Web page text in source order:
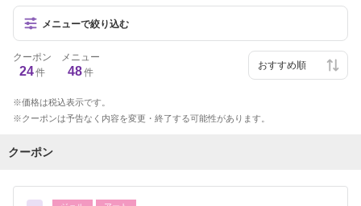
メニューで絞り込む
クーポン
24件
メニュー
48件
価格は税込表示です。
クーポンは予告なく内容を変更・終了する可能性があります。
クーポン